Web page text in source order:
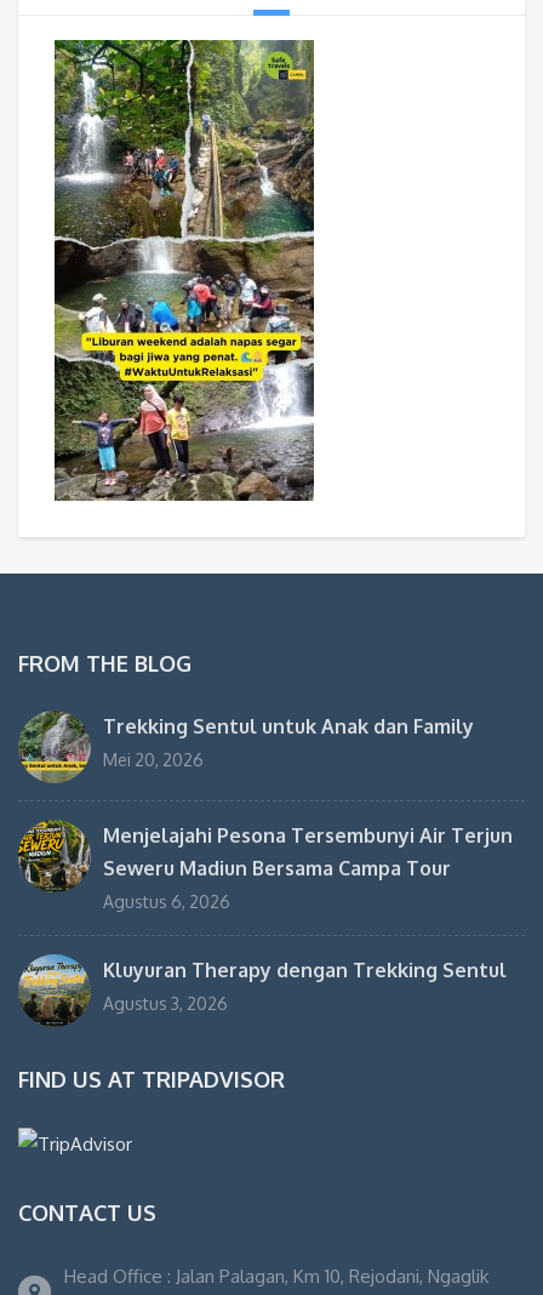
FROM THE BLOG
Trekking Sentul untuk Anak dan Family
Mei 20, 2026
Menjelajahi Pesona Tersembunyi Air Terjun
Seweru Madiun Bersama Campa Tour
Agustus 6, 2026
Kluyuran Therapy dengan Trekking Sentul
Agustus 3, 2026
FIND US AT TRIPADVISOR
CONTACT US
Head Office : Jalan Palagan, Km 10, Rejodani, Ngaglik